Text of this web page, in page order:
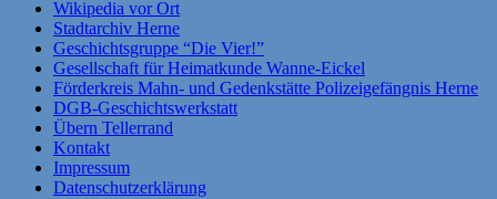
Wikipedia vor Ort
Stadtarchiv Herne
Geschichtsgruppe “Die Vier!”
Gesellschaft für Heimatkunde Wanne-Eickel
Förderkreis Mahn- und Gedenkstätte Polizeigefängnis Herne
DGB-Geschichtswerkstatt
Übern Tellerrand
Kontakt
Impressum
Datenschutzerklärung